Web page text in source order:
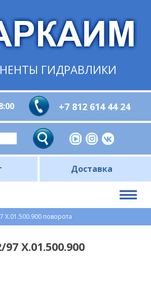
ГИДРАВЛИКИ
+7 812 614 44 24
Доставка
Х.01.500.900 поворота
Х.01.500.900